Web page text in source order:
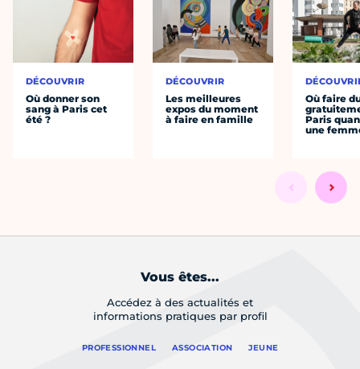
DÉCOUVRIR
Où donner son
sang à Paris cet
été ?
DÉCOUVRIR
Les meilleures
expos du moment
à faire en famille
Où faire
Paris
une
Vous êtes...
Accédez à des actualités et
informations pratiques par profil
PROFESSIONNEL ASSOCIATION JEUNE